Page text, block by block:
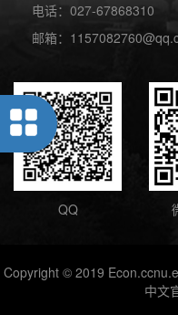
电话：027-67868310
邮箱：
QQ
Copyright © 2019
中文